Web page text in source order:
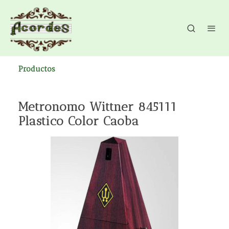
Productos
Metronomo Wittner 845111
Plastico Color Caoba